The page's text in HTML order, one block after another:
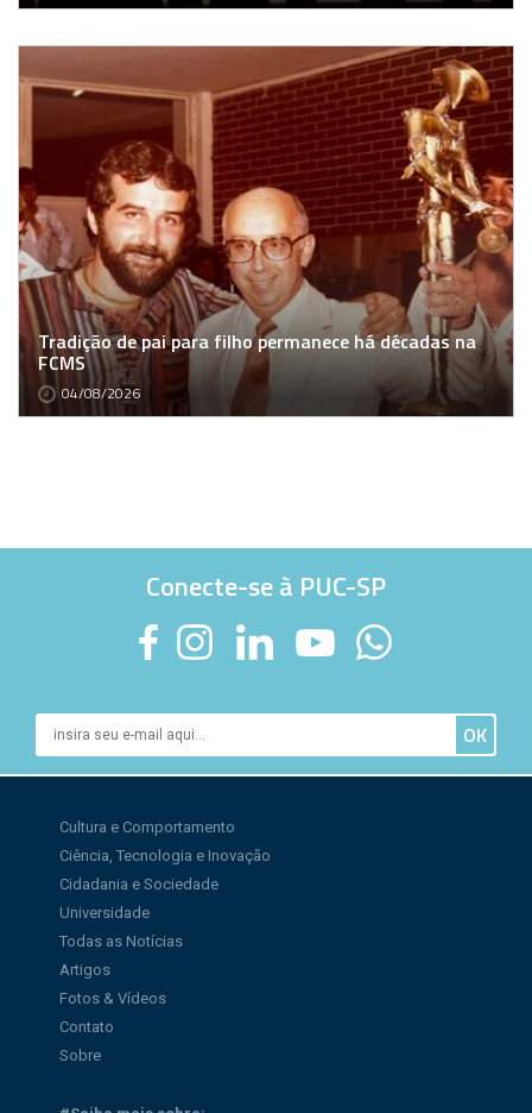
Tradição de pai para filho permanece há décadas na
FCMS
04/08/2026
Conecte-se à PUC-SP
Cultura e Comportamento
Ciência, Tecnologia e Inovação
Cidadania e Sociedade
Universidade
Todas as Notícias
Artigos
Fotos & Vídeos
Contato
Sobre